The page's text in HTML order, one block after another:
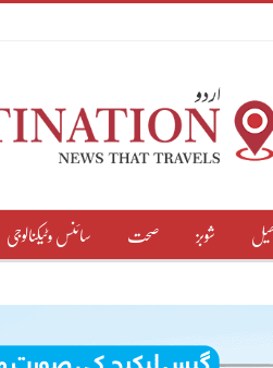
کھیل شوبز صحت سائنس وٹیکنالوجی